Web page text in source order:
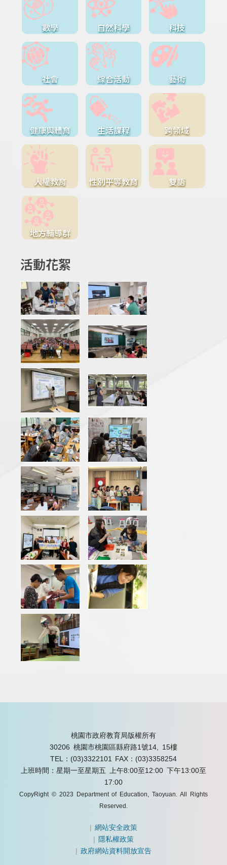
數學 自然科學 科技
社會 綜合活動 藝術
健康與體育 生活課程 跨領域
人權教育 性別平等教育 雙語
地方輔導群
活動花絮
桃園市政府教育局版權所有
30206 桃園市桃園區縣府路1號14, 15樓
TEL：(03)3322101
FAX：(03)3358254
上班時間：星期一至星期五 上午8:00至12:00 下午13:00至
17:00
CopyRight © 2023 Department of Education, Taoyuan. All Rights
Reserved.
|網站安全政策
| 隱私權政策
|政府網站資料開放宣告